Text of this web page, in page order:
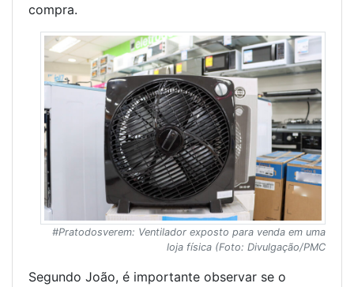
compra.
#Pratodosverem: Ventilador exposto para venda em uma
loja física (Foto: Divulgação/PMC
Segundo João, é importante observar se o